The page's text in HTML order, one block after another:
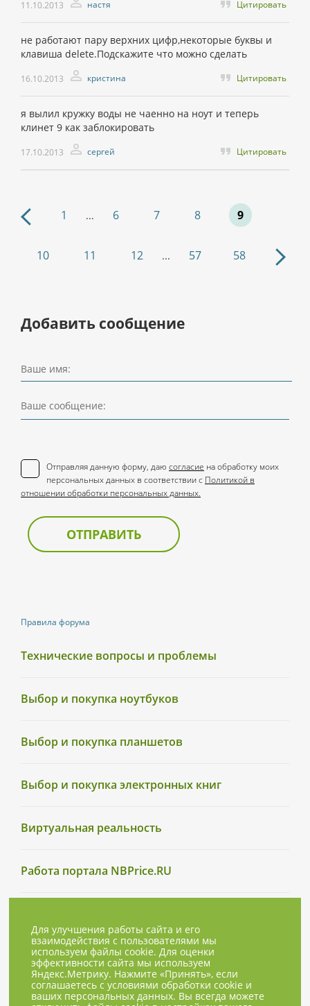
Правила форума
Технические вопросы и проблемы
Выбор и покупка ноутбуков
Выбор и покупка планшетов
Выбор и покупка электронных книг
Виртуальная реальность
Работа портала NBPrice.RU
11.10.2013 настя Цитировать
не работают пару верхних цифр,некоторые буквы и
клавиша delete.Подскажите что можно сделать
16.10.2013 кристина Цитировать
я вылил кружку воды не чаенно на ноут и теперь
клинет 9 как заблокировать
17.10.2013 сергей Цитировать
1 ... 6 7 8 9
10 11 12 ... 57 58
Добавить сообщение
Ваше имя:
Ваше сообщение:
Отправляя данную форму, даю согласие на обработку моих
персональных данных в соответствии с Политикой в
отношении обработки персональных данных.
ОТПРАВИТЬ
Для улучшения работы сайта и его
взаимодействия с пользователями мы
используем файлы cookie. Для оценки
эффективности сайта мы используем
Яндекс.Метрику. Нажмите «Принять», если
соглашаетесь с условиями обработки cookie и
ваших персональных данных. Вы всегда можете